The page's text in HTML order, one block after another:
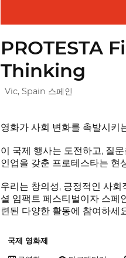
PROTESTA
Thinking
Vic, Spain 스페인
영화가 사회 변화를 촉발시키
이 국제 행사는 도전하고, 질
인업을 갖춘 프로테스타는 현
우리는 창의성, 긍정적인 사
셜 임팩트 페스티벌이자 스페
련된 다양한 활동에 참여하세
국제 영화제